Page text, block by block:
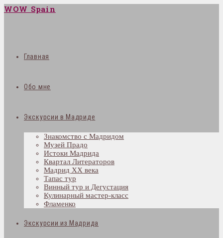
WOW Spain
Главная
Обо мне
Экскурсии в Мадриде
Знакомство с Мадридом
Музей Прадо
Истоки Мадрида
Квартал Литераторов
Мадрид XX века
Тапас тур
Винный тур и Дегустация
Кулинарный мастер-класс
Фламенко
Экскурсии из Мадрида